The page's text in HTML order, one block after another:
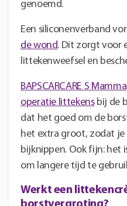
genoemd.
Een siliconenverband
de wond. Dit zorgt voor
littekenweefsel en
BAPSCARCARE S Mamma
operatie littekensbij de
dat het goed om de
het extra groot, zodat
bijknippen. Ook fijn: het
om langere tijd te
Werkt een